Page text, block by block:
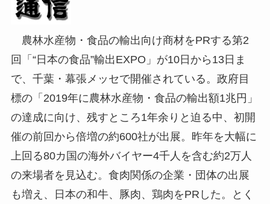
農林水産物・食品の輸出向け商材をPRする第2
回「“日本の食品”輸出EXPO」が10日から13日ま
で、千葉・幕張メッセで開催されている。政府目
標の「2019年に農林水産物・食品の輸出額1兆円」
の達成に向け、残すところ1年余りと迫る中、初開
催の前回から倍増の約600社が出展。昨年を大幅に
上回る80カ国の海外バイヤー4千人を含む約2万人
の来場者を見込む。食肉関係の企業・団体の出展
も増え、日本の和牛、豚肉、鶏肉をPRした。とく